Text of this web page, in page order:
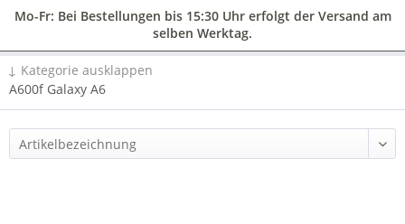
Mo-Fr: Bei Bestellungen bis 15:30 Uhr erfolgt der Versand am
selben Werktag.
↓ Kategorie ausklappen
A600f Galaxy A6